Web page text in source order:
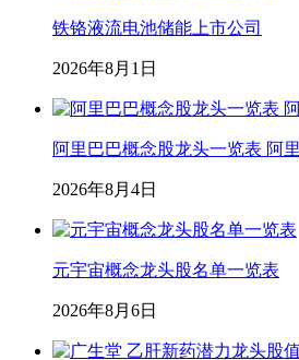
铁铬液流电池储能上市公司
2026年8月1日
阿里巴巴概念股龙头一览表 阿
2026年8月4日
元宇宙概念龙头股名单一览表
2026年8月6日